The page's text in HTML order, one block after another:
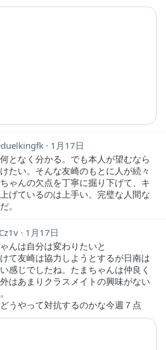
duelkingfk
1月17日
となく分かる。でも本人が望むなら
たい。そんな友崎のもとに人が続々
ゃんの欠点を丁寧に掘り下げて、キ
げているのは上手い。完璧な人間な
。
1月17日
んは自分は変わりたいと
て友崎は協力しようとするが日南は
感じでしたね。たまちゃんは仲良く
はあまりクラスメイトの興味がない
うやって対抗するのかな今週７点